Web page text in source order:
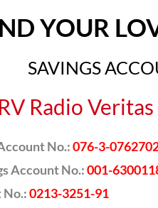
YOUR
SAVINGS
Radio
No.:076-3-
Account No.:001-
No.:0213-3251-91